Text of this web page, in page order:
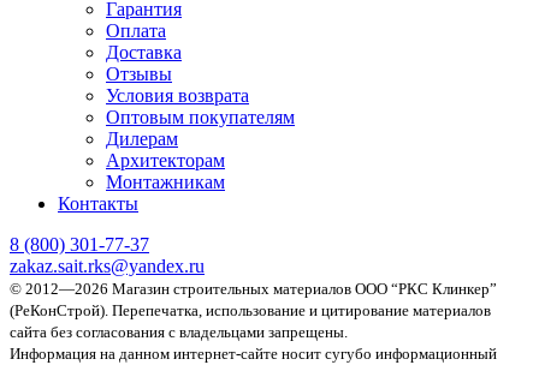
Гарантия
Оплата
Доставка
Отзывы
Условия возврата
Оптовым покупателям
Дилерам
Архитекторам
Монтажникам
Контакты
8 (800) 301-77-37
zakaz.sait.rks@yandex.ru
© 2012—2026 Магазин строительных материалов ООО “РКС Клинкер”
(РеКонСтрой). Перепечатка, использование и цитирование материалов
сайта без согласования с владельцами запрещены.
Информация на данном интернет-сайте носит сугубо информационный